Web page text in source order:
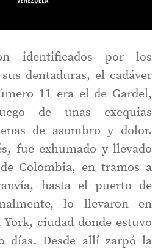
identificados por los
dentaduras, el cadáver
11 era el de Gardel,
de unas exequias
de asombro y dolor.
fue exhumado y llevado
Colombia, en tramos a
hasta el puerto de
lo llevaron en
ciudad donde estuvo
días. Desde allí zarpó la